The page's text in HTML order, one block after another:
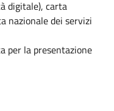
digitale), carta
nazionale dei servizi
per la presentazione